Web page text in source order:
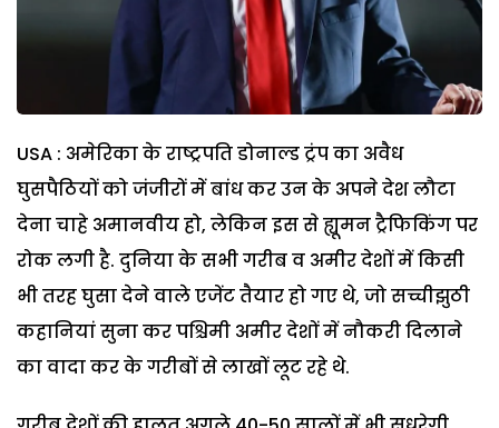
USA : अमेरिका के राष्ट्रपति डोनाल्ड ट्रंप का अवैध
घुसपैठियों को जंजीरों में बांध कर उन के अपने देश लौटा
देना चाहे अमानवीय हो, लेकिन इस से ह्यूमन ट्रैफिकिंग पर
रोक लगी है. दुनिया के सभी गरीब व अमीर देशों में किसी
भी तरह घुसा देने वाले एजेंट तैयार हो गए थे, जो सच्चीझुठी
कहानियां सुना कर पश्चिमी अमीर देशों में नौकरी दिलाने
का वादा कर के गरीबों से लाखों लूट रहे थे.